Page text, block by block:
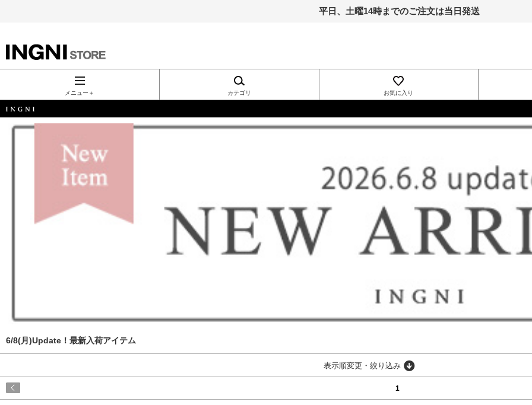
平日、土曜14時までのご注文は当日発送
INGNI（イン
グ）公式通
販｜INGNI
STORE
メニュー＋ カテゴリ お気に入り
INGNI
6/8(月)Update！最新入荷アイテム
表示順変更・絞り込み
1